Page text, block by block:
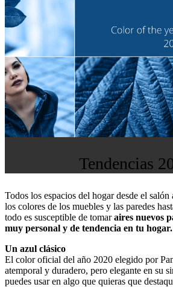
Tendencias
Todos los espacios del hogar desde el
los colores de los muebles y las paredes
todo es susceptible de tomaraires nuevos
muy personal y de tendencia en tu hogar.
Un azul clásico
El color oficial del año 2020 elegido por
atemporal y duradero, pero elegante en su
puedes usar en algo que quieras que